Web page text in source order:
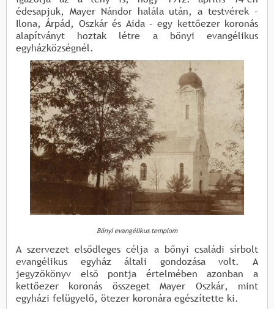
édesapjuk, Mayer Nándor halála után, a testvérek –
Ilona, Árpád, Oszkár és Aida – egy kettőezer koronás
alapítványt hoztak létre a bőnyi evangélikus
egyházközségnél.
Bőnyi evangélikus templom
A szervezet elsődleges célja a bőnyi családi sírbolt
evangélikus egyház általi gondozása volt. A
jegyzőkönyv első pontja értelmében azonban a
kettőezer koronás összeget Mayer Oszkár, mint
egyházi felügyelő, ötezer koronára egészítette ki.